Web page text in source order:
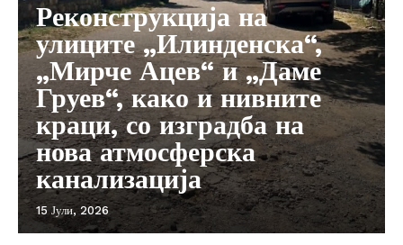
Реконструкција на
улиците „Илинденска“,
„Мирче Ацев“ и „Даме
Груев“, како и нивните
краци, со изградба на
нова атмосферска
канализација
15 Јули, 2026